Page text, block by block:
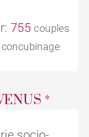
755 couples
*